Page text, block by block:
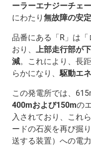
ーラーエナジーチェ
にわたり 無故障の安
品番にある「R」は
おり、 上部走行部が
減。これにより、長
らかになり、駆動エ
この発電所では、
400mおよび150mの
入されており、これ
ードの石炭を再び掘
送する装置）への電